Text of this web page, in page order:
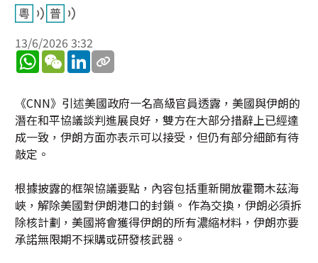
13/6/2026 3:32
WhatsApp
WeChatLinkedIn
《CNN》引述美國政府一名高級官員透露，美國與伊朗的
潛在和平協議談判進展良好，雙方在大部分措辭上已經達
成一致，伊朗方面亦表示可以接受，但仍有部分細節有待
敲定。
根據披露的框架協議要點，內容包括重新開放霍爾木茲海
峽，解除美國對伊朗港口的封鎖。 作為交換，伊朗必須拆
除核計劃，美國將會獲得伊朗的所有濃縮材料，伊朗亦要
承諾無限期不採購或研發核武器。